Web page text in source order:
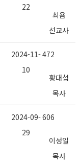
22
최욥
선교사
2024-11-
10
472
황대섭
목사
2024-09-
29
606
이성일
목사